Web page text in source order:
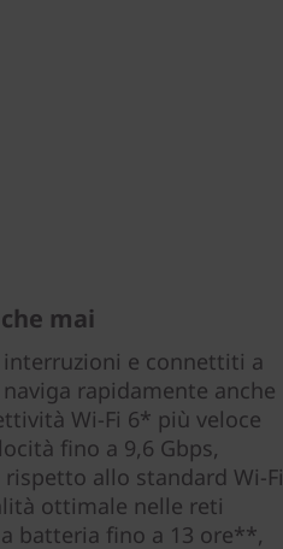
mai
e connettiti a
rapidamente anche
Wi-Fi 6* più veloce
fino a 9,6 Gbps,
allo standard Wi-Fi
ottimale nelle reti
batteria fino a 13 ore**,